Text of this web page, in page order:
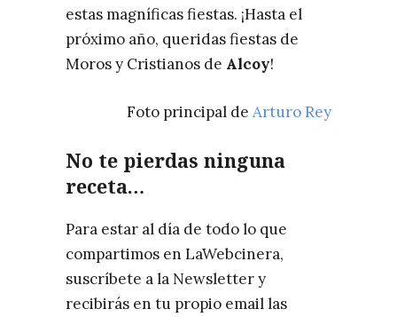
estas magníficas fiestas. ¡Hasta el
próximo año, queridas fiestas de
Moros y Cristianos de Alcoy!
Foto principal de Arturo Rey
No te pierdas ninguna
receta…
Para estar al día de todo lo que
compartimos en LaWebcinera,
suscríbete a la Newsletter y
recibirás en tu propio email las